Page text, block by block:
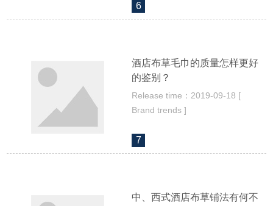
6
酒店布草毛巾的质量怎样更好
的鉴别？
Release time：2019-09-18 [
Brand trends ]
7
中、西式酒店布草铺法有何不